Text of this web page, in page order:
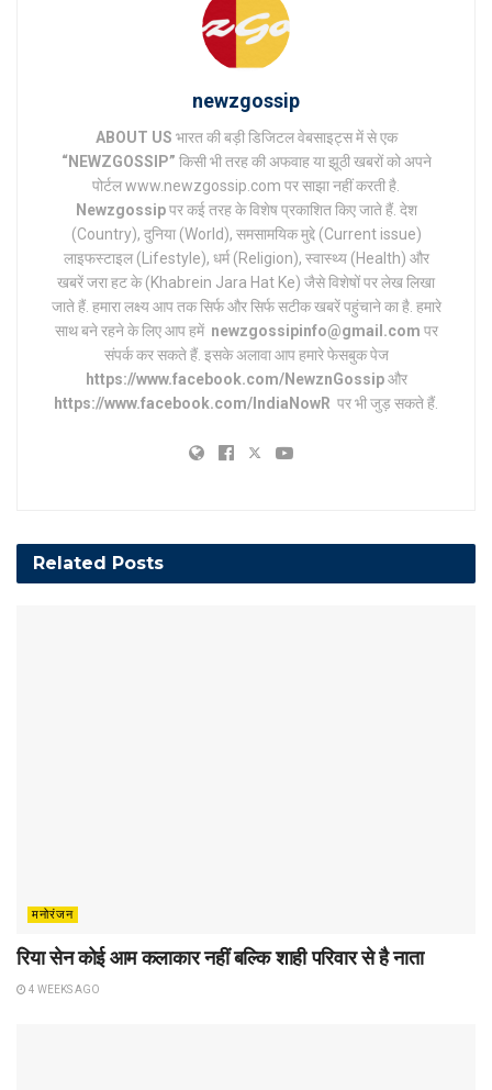
newzgossip
ABOUT US भारत की बड़ी डिजिटल वेबसाइट्स में से एक
“NEWZGOSSIP” किसी भी तरह की अफवाह या झूठी खबरों को अपने
पोर्टल www.newzgossip.com पर साझा नहीं करती है.
Newzgossipपर कई तरह के विशेष प्रकाशित किए जाते हैं. देश
(Country), दुनिया (World), समसामयिक मुद्दे (Current issue)
लाइफस्टाइल (Lifestyle), धर्म (Religion), स्वास्थ्य (Health) और
खबरें जरा हट के (Khabrein Jara Hat Ke) जैसे विशेषों पर लेख लिखा
जाते हैं. हमारा लक्ष्य आप तक सिर्फ और सिर्फ सटीक खबरें पहुंचाने का है. हमारे
साथ बने रहने के लिए आप हमें newzgossipinfo@gmail.com पर
संपर्क कर सकते हैं. इसके अलावा आप हमारे फेसबुक पेज
https://www.facebook.com/NewznGossipऔर
https://www.facebook.com/IndiaNowR पर भी जुड़ सकते हैं.
Related Posts
मनोरंजन
रिया सेन कोई आम कलाकार नहीं बल्कि शाही परिवार से है नाता
4 WEEKS AGO